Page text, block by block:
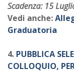
Scadenza: 15
Vedi anche:
Graduatoria
4. PUBBLICA
COLLOQUIO,